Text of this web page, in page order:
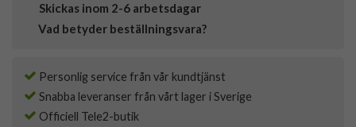
Skickas inom 2-6 arbetsdagar
Vad betyder beställningsvara?
Personlig service från vår kundtjänst
Snabba leveranser från vårt lager i Sverige
Officiell Tele2-butik